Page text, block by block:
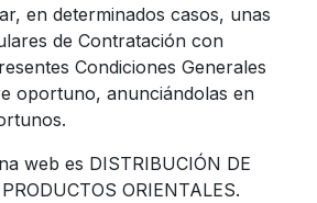
en determinados casos, unas
de Contratación con
Condiciones Generales
oportuno, anunciándolas en
web es DISTRIBUCIÓN DE
ORIENTALES.